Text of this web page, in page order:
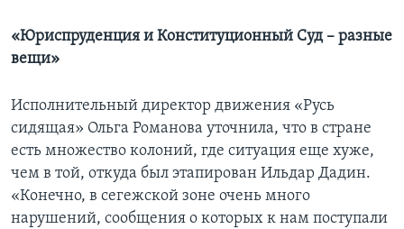
«Юриспруденция и Конституционный Суд – разные
вещи»
Исполнительный директор движения «Русь
сидящая» Ольга Романова уточнила, что в стране
есть множество колоний, где ситуация еще хуже,
чем в той, откуда был этапирован Ильдар Дадин.
«Конечно, в сегежской зоне очень много
нарушений, сообщения о которых к нам поступали